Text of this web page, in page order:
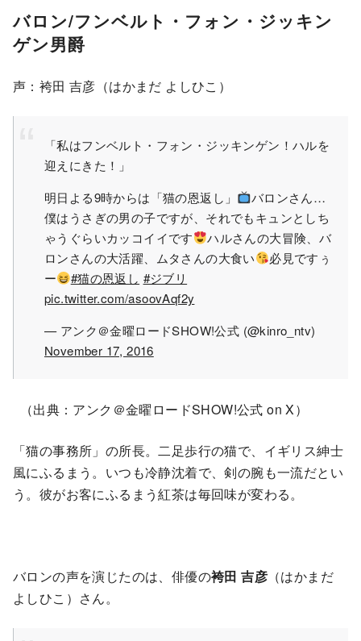
バロン/フンベルト・フォン・ジッキン
ゲン男爵
声：袴田 吉彦（はかまだ よしひこ）
「私はフンベルト・フォン・ジッキンゲン！ハルを
迎えにきた！」
明日よる9時からは「猫の恩返し」
バロンさん…
僕はうさぎの男の子ですが、それでもキュンとしち
ゃうぐらいカッコイイです
ハルさんの大冒険、バ
ロンさんの大活躍、ムタさんの大食い
必見ですぅ
ー
#猫の恩返し #ジブリ
pic.twitter.com/asoovAqf2y
— アンク＠金曜ロードSHOW!公式 (@kinro_ntv)
November 17, 2016
（出典：アンク＠金曜ロードSHOW!公式 on X）
「猫の事務所」の所長。二足歩行の猫で、イギリス紳士
風にふるまう。いつも冷静沈着で、剣の腕も一流だとい
う。彼がお客にふるまう紅茶は毎回味が変わる。
バロンの声を演じたのは、俳優の袴田 吉彦 （はかまだ
よしひこ）さん。